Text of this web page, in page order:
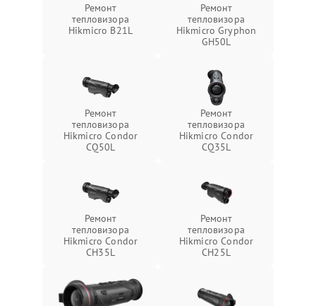
Ремонт
тепловизора
Hikmicro B21L
Ремонт
тепловизора
Hikmicro Gryphon
GH50L
Ремонт
тепловизора
Hikmicro Condor
CQ50L
Ремонт
тепловизора
Hikmicro Condor
CQ35L
Ремонт
тепловизора
Hikmicro Condor
CH35L
Ремонт
тепловизора
Hikmicro Condor
CH25L